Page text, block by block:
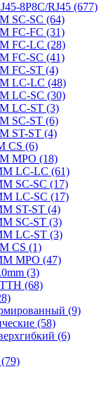
8P8C/RJ45 (677)
SC-SC (64)
FC-FC (31)
FC-LC (28)
FC-SC (41)
FC-ST (4)
LC-LC (48)
LC-SC (30)
LC-ST (3)
SC-ST (6)
ST-ST (4)
CS (6)
MPO (18)
LC-LC (61)
SC-SC (17)
LC-SC (17)
ST-ST (4)
SC-ST (3)
LC-ST (3)
CS (1)
MPO (47)
(3)
(68)
(9)
(58)
(6)
(79)